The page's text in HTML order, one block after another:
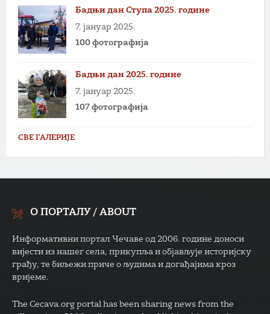
Бадњи дан Ступа 2025. године
7. јануар 2025.
100 фотографија
Бадњи дан 2025. године
7. јануар 2025.
107 фотографија
СВЕ ГАЛЕРИЈЕ
О ПОРТАЛУ / ABOUT
Информативни портал Чечаве од 2006. године доноси
вијести из нашег села, прикупља и објављује историјску
грађу, те биљежи приче о људима и догађајима кроз
вријеме.
The Cecava.org portal has been sharing news from the